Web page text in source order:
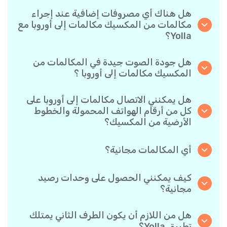
هل هناك أي مصروفات إضافية عند إجراء
مكالمات من المكسيك مكالمات إلى أوروبا مع
Yolla؟
ببساطته، ما يضمن أنك لن تدفع إلا مقابل الوقت الذي
تحدثته فعليًا. لدون رسوم مخفية أو اشتراك شهري
إجباري أو رسوم إعداد.
هل جودة الصوت جيدة في المكالمات من
المكسيك مكالمات إلى أوروبا ؟
مما يجعلها تبدو وكأنك تتحدث مع شخص في الجانب
الآخر من المدينة — حتى لو كان في الطرف الآخر من
العالم.
هل يمكنني الاتصال مكالمات إلى أوروبا على
كل من أرقام الهواتف المحمولة والخطوط
الأرضية من المكسيك؟
محمولة، وحتى القديمة- لذا أنت حر في الاتصال بأي
شخص مكالمات إلى أوروبا.
أي المكالمات مجانية؟
تمامًا طالما كان كلاهما يجريها عبر التطبيق وباتصال
الإنترنت.
كيف يمكنني الحصول على وحدات رصيد
مجانية؟
أحدهم بتثبيت التطبيق باستخدام رابطك الشخصي
وينفذ أول عملية دفع، سيحصل كلاكما على مكافأة
هل من اللازم أن يكون الطرف الثاني يمتلك